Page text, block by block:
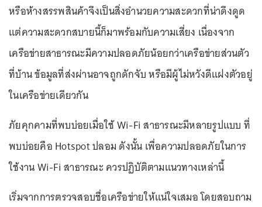
หรือห้างสรรพสินค้าจึงเป็นสิ่งอำนวยความสะดวกที่น่าดึงดูด
แต่ความสะดวกสบายนี้ก็มาพร้อมกับความเสี่ยง เนื่องจาก
เครือข่ายสาธารณะมีความปลอดภัยน้อยกว่าเครือข่ายส่วนตัว
ที่บ้าน ข้อมูลที่ส่งผ่านอาจถูกดักจับ หรือมีผู้ไม่หวังดีแฝงตัวอยู่
ในเครือข่ายเดียวกัน
ภัยคุกคามที่พบบ่อยเมื่อใช้ Wi-Fi สาธารณะมีหลายรูปแบบ ที่
พบบ่อยคือ Hotspot ปลอม ดังนั้น เพื่อความปลอดภัยในการ
ใช้งาน Wi-Fi สาธารณะ ควรปฏิบัติตามแนวทางเหล่านี้
เริ่มจากการตรวจสอบชื่อเครือข่ายให้แน่ใจเสมอ โดยสอบถาม